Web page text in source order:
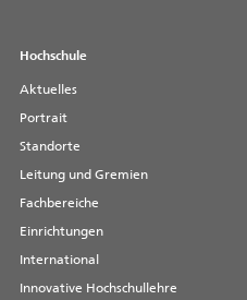
Hochschule
Aktuelles
Portrait
Standorte
Leitung und Gremien
Fachbereiche
Einrichtungen
International
Innovative Hochschullehre